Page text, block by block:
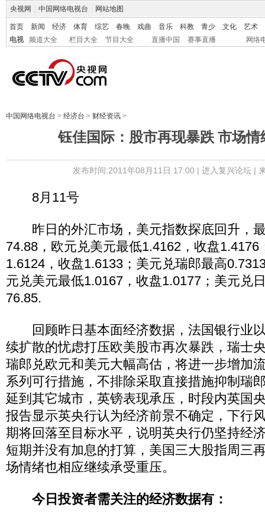
央视网 中国网络电视台 网站地图
首页 新闻 经济 体育 综艺 春晚 戏曲 音乐 科教 青少 文化
艺术
电视
频道大全 栏目大全 节目大全 直播中国 赛事直播 网络
中国网络电视台 > 经济台 > 财经资讯 >
钰佳国际：股市再现暴跌 市场情
发布时间:2011年08月11日 17:00 | 进入复兴论坛|
8月11号
昨日的外汇市场，美元指数探底回升，
74.88，欧元兑美元最低1.4162，收盘1.4176
1.6124，收盘1.6133；美元兑瑞郎最高
元兑美元最低1.0167，收盘1.0177；美元兑
76.85.
回顾昨日基本面经济数据，法国银行业
续扩散的忧虑打压欧美股市再次暴跌，瑞士
瑞郎兑欧元和美元大幅高估，将进一步增加
系列可行措施，不排除采取直接措施抑制瑞
延到其它城市，英镑表现承压，时段内英国
报告显示英央行认为经济前景不确定，下行
期将回落至目标水平，说明英央行仍坚持经
短期并没有加息的打算，美国三大股指周三
场情绪也相应继续承受重压。
今日投资者需关注的经济数据有：